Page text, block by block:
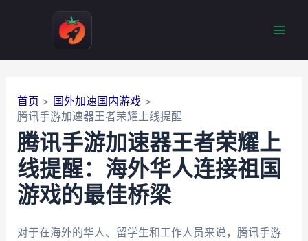
首页
国外加速国内游戏
腾讯手游加速器王者荣耀上线提醒
腾讯手游加速器王者荣耀上
线提醒：海外华人连接祖国
游戏的最佳桥梁
对于在海外的华人、留学生和工作人员来说，腾讯手游